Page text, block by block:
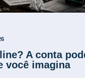
A conta
você imagina